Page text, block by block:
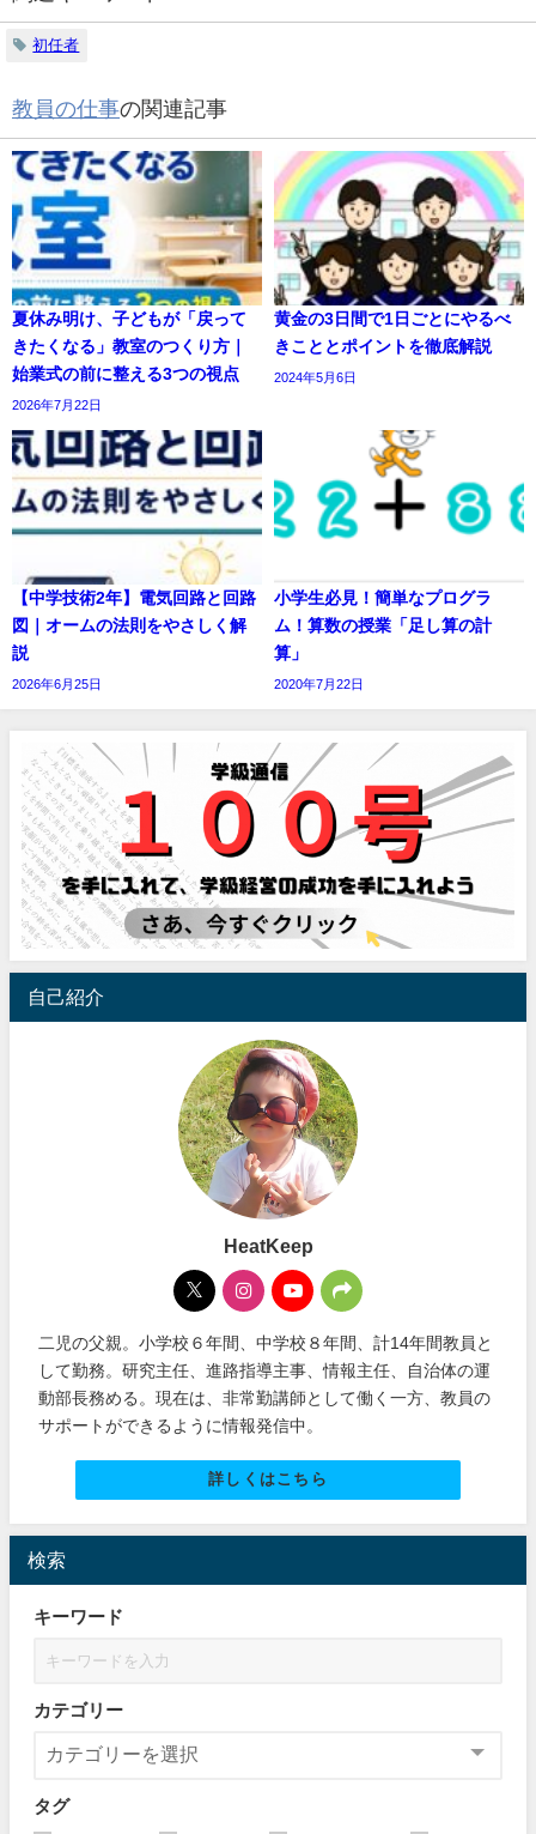
初任者
教員の仕事の関連記事
夏休み明け、子どもが「戻って
きたくなる」教室のつくり方｜
始業式の前に整える3つの視点
2026年7月22日
黄金の3日間で1日ごとにやるべ
きこととポイントを徹底解説
2024年5月6日
【中学技術2年】電気回路と回路
図｜オームの法則をやさしく解
説
2026年6月25日
小学生必見！簡単なプログラ
ム！算数の授業「足し算の計
算」
2020年7月22日
自己紹介
HeatKeep
二児の父親。小学校６年間、中学校８年間、計14年間教員と
して勤務。研究主任、進路指導主事、情報主任、自治体の運
動部長務める。現在は、非常勤講師として働く一方、教員の
サポートができるように情報発信中。
詳しくはこちら
検索
キーワード
カテゴリー
タグ